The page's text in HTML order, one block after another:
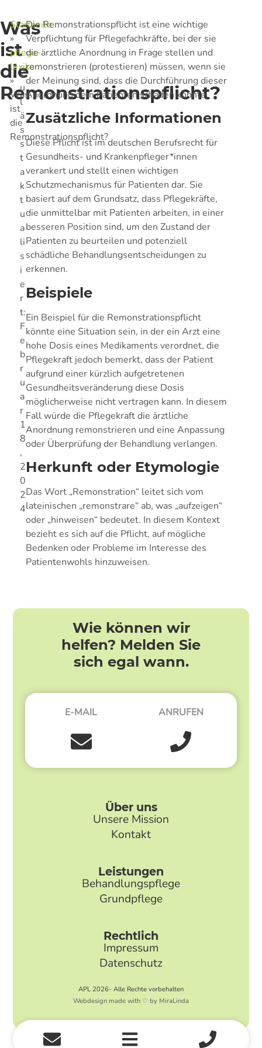
Was
ist
die
Remonstrationspflicht?
Startseite
»
pflege-
lexika
»
Was
ist
die
Remonstrationspflicht?
Z
u
l
ä
s
s
t
a
k
t
u
a
li
s
i
e
r
t:
F
e
b
r
u
a
r
1
8
,
2
0
2
4
Die Remonstrationspflicht ist eine wichtige
Verpflichtung für Pflegefachkräfte, bei der sie
die ärztliche Anordnung in Frage stellen und
remonstrieren (protestieren) müssen, wenn sie
der Meinung sind, dass die Durchführung dieser
Anordnung dem Patienten schaden könnte.
Zusätzliche Informationen
Diese Pflicht ist im deutschen Berufsrecht für
Gesundheits- und Krankenpfleger*innen
verankert und stellt einen wichtigen
Schutzmechanismus für Patienten dar. Sie
basiert auf dem Grundsatz, dass Pflegekräfte,
die unmittelbar mit Patienten arbeiten, in einer
besseren Position sind, um den Zustand der
Patienten zu beurteilen und potenziell
schädliche Behandlungsentscheidungen zu
erkennen.
Beispiele
Ein Beispiel für die Remonstrationspflicht
könnte eine Situation sein, in der ein Arzt eine
hohe Dosis eines Medikaments verordnet, die
Pflegekraft jedoch bemerkt, dass der Patient
aufgrund einer kürzlich aufgetretenen
Gesundheitsveränderung diese Dosis
möglicherweise nicht vertragen kann. In diesem
Fall würde die Pflegekraft die ärztliche
Anordnung remonstrieren und eine Anpassung
oder Überprüfung der Behandlung verlangen.
Herkunft oder Etymologie
Das Wort „Remonstration“ leitet sich vom
lateinischen „remonstrare“ ab, was „aufzeigen“
oder „hinweisen“ bedeutet. In diesem Kontext
bezieht es sich auf die Pflicht, auf mögliche
Bedenken oder Probleme im Interesse des
Patientenwohls hinzuweisen.
Wie können wir
helfen? Melden Sie
sich egal wann.
E-MAIL ANRUFEN
Über uns
Unsere Mission
Kontakt
Leistungen
Behandlungspflege
Grundpflege
Rechtlich
Impressum
Datenschutz
APL 2026- Alle Rechte vorbehalten
Webdesign made with ♡ by MiraLinda